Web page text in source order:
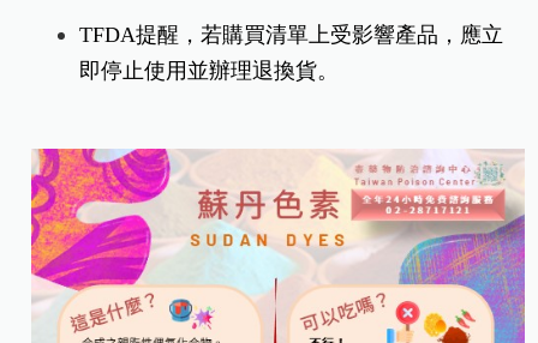
TFDA提醒，若購買清單上受影響產品，應立
即停止使用並辦理退換貨。